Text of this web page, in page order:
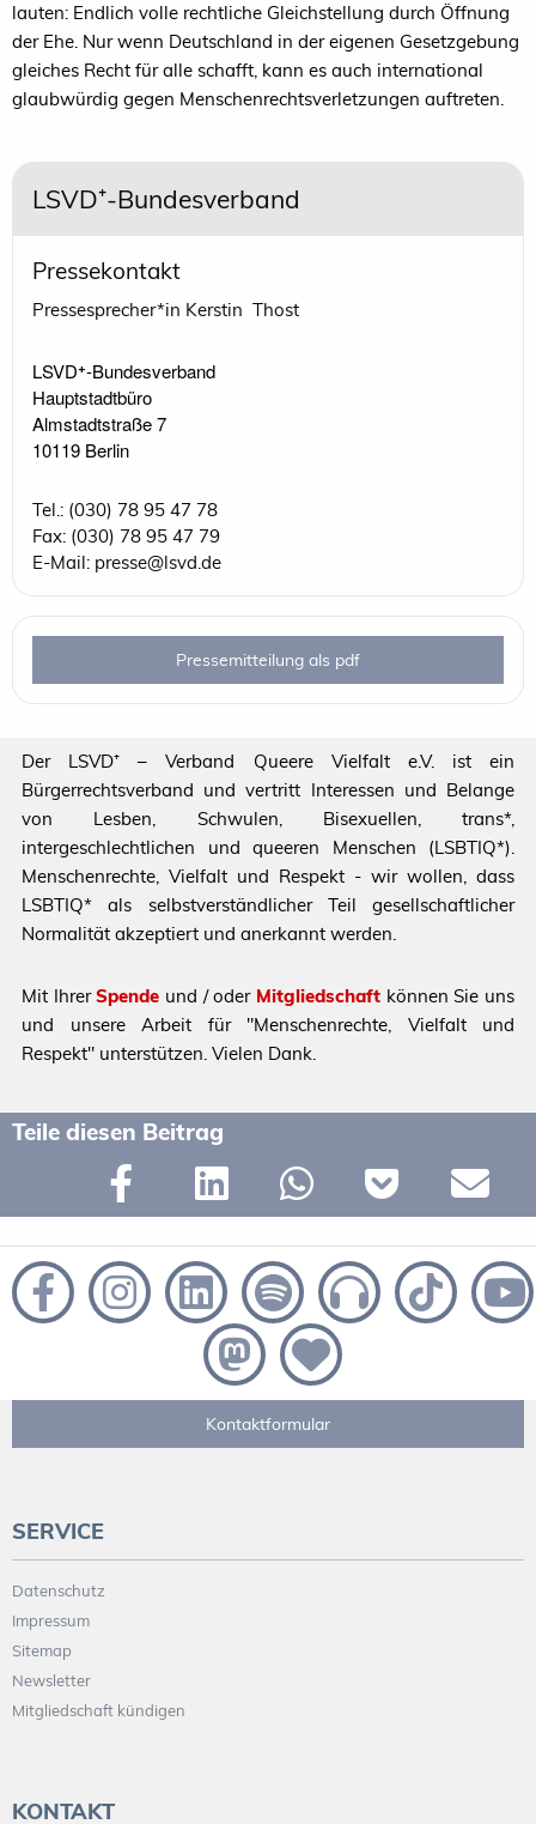
lauten: Endlich volle rechtliche Gleichstellung durch Öffnung
der Ehe. Nur wenn Deutschland in der eigenen Gesetzgebung
gleiches Recht für alle schafft, kann es auch international
glaubwürdig gegen Menschenrechtsverletzungen auftreten.
LSVD⁺-Bundesverband
Pressekontakt
Pressesprecher*in Kerstin Thost
LSVD⁺-Bundesverband
Hauptstadtbüro
Almstadtstraße 7
10119 Berlin
Tel.: (030) 78 95 47 78
Fax: (030) 78 95 47 79
E-Mail: presse@lsvd.de
Pressemitteilung als pdf
Der LSVD⁺ – Verband Queere Vielfalt e.V. ist ein
Bürgerrechtsverband und vertritt Interessen und Belange
von Lesben, Schwulen, Bisexuellen, trans*,
intergeschlechtlichen und queeren Menschen (LSBTIQ*).
Menschenrechte, Vielfalt und Respekt - wir wollen, dass
LSBTIQ* als selbstverständlicher Teil gesellschaftlicher
Normalität akzeptiert und anerkannt werden.
Mit IhrerSpende und / oder Mitgliedschaft können Sie uns
und unsere Arbeit für "Menschenrechte, Vielfalt und
Respekt" unterstützen. Vielen Dank.
Teile diesen Beitrag
Kontaktformular
SERVICE
Datenschutz
Impressum
Sitemap
Newsletter
Mitgliedschaft kündigen
KONTAKT